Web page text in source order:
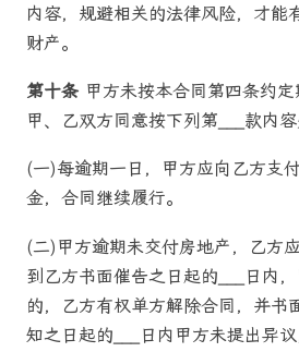
内容，规避相关的法律风险，才能
财产。
第十条 甲方未按本合同第四条约定
甲、乙双方同意按下列第___款内容
(一)每逾期一日，甲方应向乙方支
金，合同继续履行。
(二)甲方逾期未交付房地产，乙方
到乙方书面催告之日起的___日内
的，乙方有权单方解除合同，并书
知之日起的___日内甲方未提出异